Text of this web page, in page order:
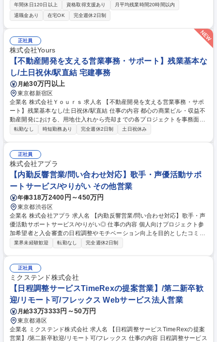
入先及び海外仕入先(フィリピン、ベトナム、マレーシア) からの購入品に
おける品質管理業務をお任せします。 【業務内容】■仕入先購入品におけ
る品質向上 ■各仕入先の品質レベル向上による不具合品流出の未然防止 ■
国内仕入先及び海外仕入先(フィリピン、ベトナム、マレーシア) からの購
入品における品質管理業務 ■仕入先からの購入品における品質不具合処理
と是正対策の確認と承認 ■仕入先に対する定期監査対応業務 ■品質実績デ
ータの集約管理と、集約データ活用による仕入先別の品質レベル向上対応
業務 募集職種 【牧之原市】品質管理(自動車部品調達業務における)社内外
折衝経験歓迎◎
年間休日120日以上 資格取得支援あり
月平均残業時間20時間以内
退職金あり
在宅OK 完全週休2日制
正社員
株式会社Yours
【不動産開発を支える営業事務・サポート】残業基本な
し/土日祝休/駅直結 宅建事務
月給30万円以上
東京都新宿区
企業名 株式会社Ｙｏｕｒｓ 求人名 【不動産開発を支える営業事務・サポ
ート】残業基本なし/土日祝休/駅直結 仕事の内容 都心の商業ビル・収益不
動産開発における、用地仕入れから売却までの各プロジェクトを事務面か
らサポートしていただきます。単なるデータ入力にとどまらず、複数プロ
建設プロジェクトの事務管理 ■一般営業事務 ※業務内容の変更の範囲：当
社業務全般 ※補足内容は、「その他労働条件の備考」をご確認ください。
募集職種 【不動産開発を支える営業事務・サポート】残業基本なし/土日
転勤なし 時短勤務あり 完全週休2日制 土日祝休み
正社員
株式会社アプラ
【内勤反響営業/問い合わせ対応】歌手・声優活動サポ
ートサービス/やりがい その他営業
年俸318万2400円～450万円
東京都渋谷区
企業名 株式会社アプラ 求人名 【内勤反響営業/問い合わせ対応】歌手・声
優活動サポートサービス/やりがい◎ 仕事の内容 個人向けプロジェクト参
加希望者と入会審査の日程調整やモチベーション向上を目的としたコミュ
ニケーションをとるお仕事です。多くの方に参加いただけるよう電話を中
コミュニケーション・上記活動で取得できたデータを元にした分析・リー
ドのナーチャリング プロジェクトに興味をもった（声優や音楽アーティス
ト）に対して、その方がプロジェクトに参加いただき夢の実現に向けた一
歩を踏み出せるよう背中をおすやりがいのあるポジションです！ 募集職種
【内勤反響営業/問い合わせ対応】歌手・声優活動サポートサービス/やり
がい◎
業界未経験歓迎 転勤なし 完全週休2日制
正社員
ミクステンド株式会社
【日程調整サービスTimeRexの提案営業】/第二新卒歓
迎/リモート可/フレックス Webサービス法人営業
月給33万3333円～50万円
東京都港区
企業名 ミクステンド株式会社 求人名 【日程調整サービスTimeRexの提案
営業】/第二新卒歓迎/リモート可/フレックス 仕事の内容 日程調整サービス